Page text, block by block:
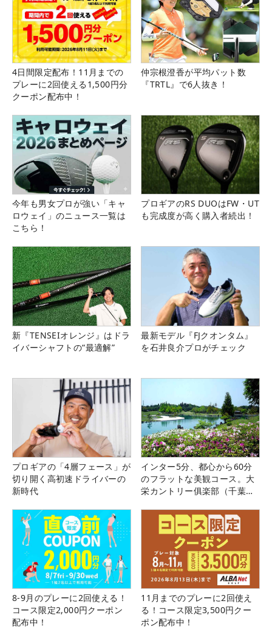
4日間限定配布！11月までの
プレーに2回使える1,500円分
クーポン配布中！
仲宗根澄香が平均パット数
『TRTL』で6人抜き！
今年も男女プロが強い「キャ
ロウェイ」のニュース一覧は
こちら！
プロギアのRS DUOはFW・UT
も完成度が高く購入者続出！
新『TENSEIオレンジ』はドラ
イバーシャフトの“最適解”
最新モデル『FJクオンタム』
を石井良介プロがチェック
プロギアの「4層フェース」が
切り開く高初速ドライバーの
新時代
インター5分、都心から60分
のフラットな美観コース。大
栄カントリー俱楽部（千葉
8-9月のプレーに2回使える！
コース限定2,000円クーポン
配布中！
11月までのプレーに2回使え
る！コース限定3,500円クー
ポン配布中！